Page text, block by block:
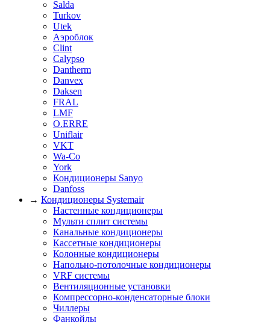
Salda
Turkov
Utek
Аэроблок
Clint
Calypso
Dantherm
Danvex
Daksen
FRAL
LMF
O.ERRE
Uniflair
VKT
Wa-Co
York
Кондиционеры Sanyo
Danfoss
→ Кондиционеры Systemair
Настенные кондиционеры
Мульти сплит системы
Канальные кондиционеры
Кассетные кондиционеры
Колонные кондиционеры
Напольно-потолочные кондиционеры
VRF системы
Вентиляционные установки
Компрессорно-конденсаторные блоки
Чиллеры
Фанкойлы